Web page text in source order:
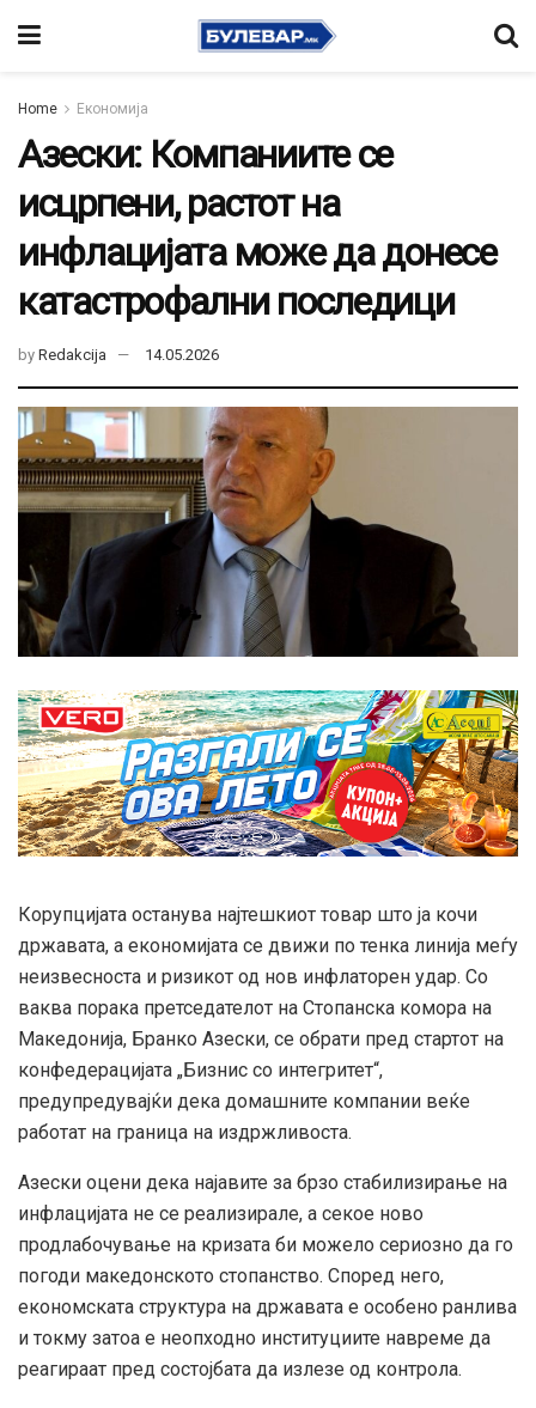
Home Економија
Азески: Компаниите се
исцрпени, растот на
инфлацијата може да донесе
катастрофални последици
by Redakcija 14.05.2026
Корупцијата останува најтешкиот товар што ја кочи
државата, а економијата се движи по тенка линија меѓу
неизвесноста и ризикот од нов инфлаторен удар. Со
ваква порака претседателот на Стопанска комора на
Македонија, Бранко Азески, се обрати пред стартот на
конфедерацијата „Бизнис со интегритет“,
предупредувајќи дека домашните компании веќе
работат на граница на издржливоста.
Азески оцени дека најавите за брзо стабилизирање на
инфлацијата не се реализирале, а секое ново
продлабочување на кризата би можело сериозно да го
погоди македонското стопанство. Според него,
економската структура на државата е особено ранлива
и токму затоа е неопходно институциите навреме да
реагираат пред состојбата да излезе од контрола.